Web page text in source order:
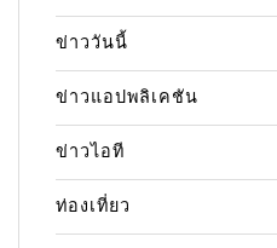
ข่าววันนี้
ข่าวแอปพลิเคชัน
ข่าวไอที
ท่องเที่ยว